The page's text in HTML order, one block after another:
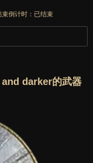
倒计时： 已结束
darker的武器